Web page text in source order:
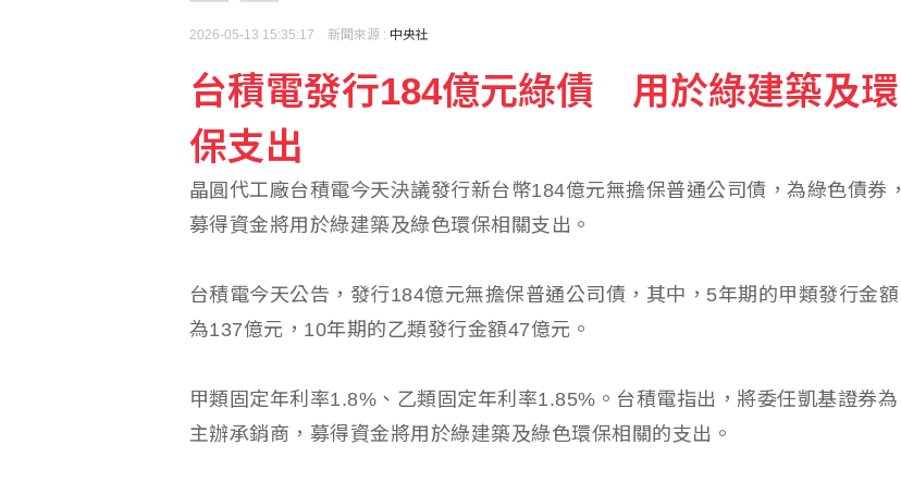
7月CPI年增率2.54%連3月破通膨警戒線 雞蛋漲幅近10%
美伊戰爭僵局傷選情 川普尋解套分析一次看
2026-05-13 15:35:17 新聞來源 : 中央社
台積電發行184億元綠債 用於綠建築及環
保支出
晶圓代工廠台積電今天決議發行新台幣184億元無擔保普通公司債，為綠色債券，
募得資金將用於綠建築及綠色環保相關支出。
台積電今天公告，發行184億元無擔保普通公司債，其中，5年期的甲類發行金額
為137億元，10年期的乙類發行金額47億元。
甲類固定年利率1.8%、乙類固定年利率1.85%。台積電指出，將委任凱基證券為
主辦承銷商，募得資金將用於綠建築及綠色環保相關的支出。